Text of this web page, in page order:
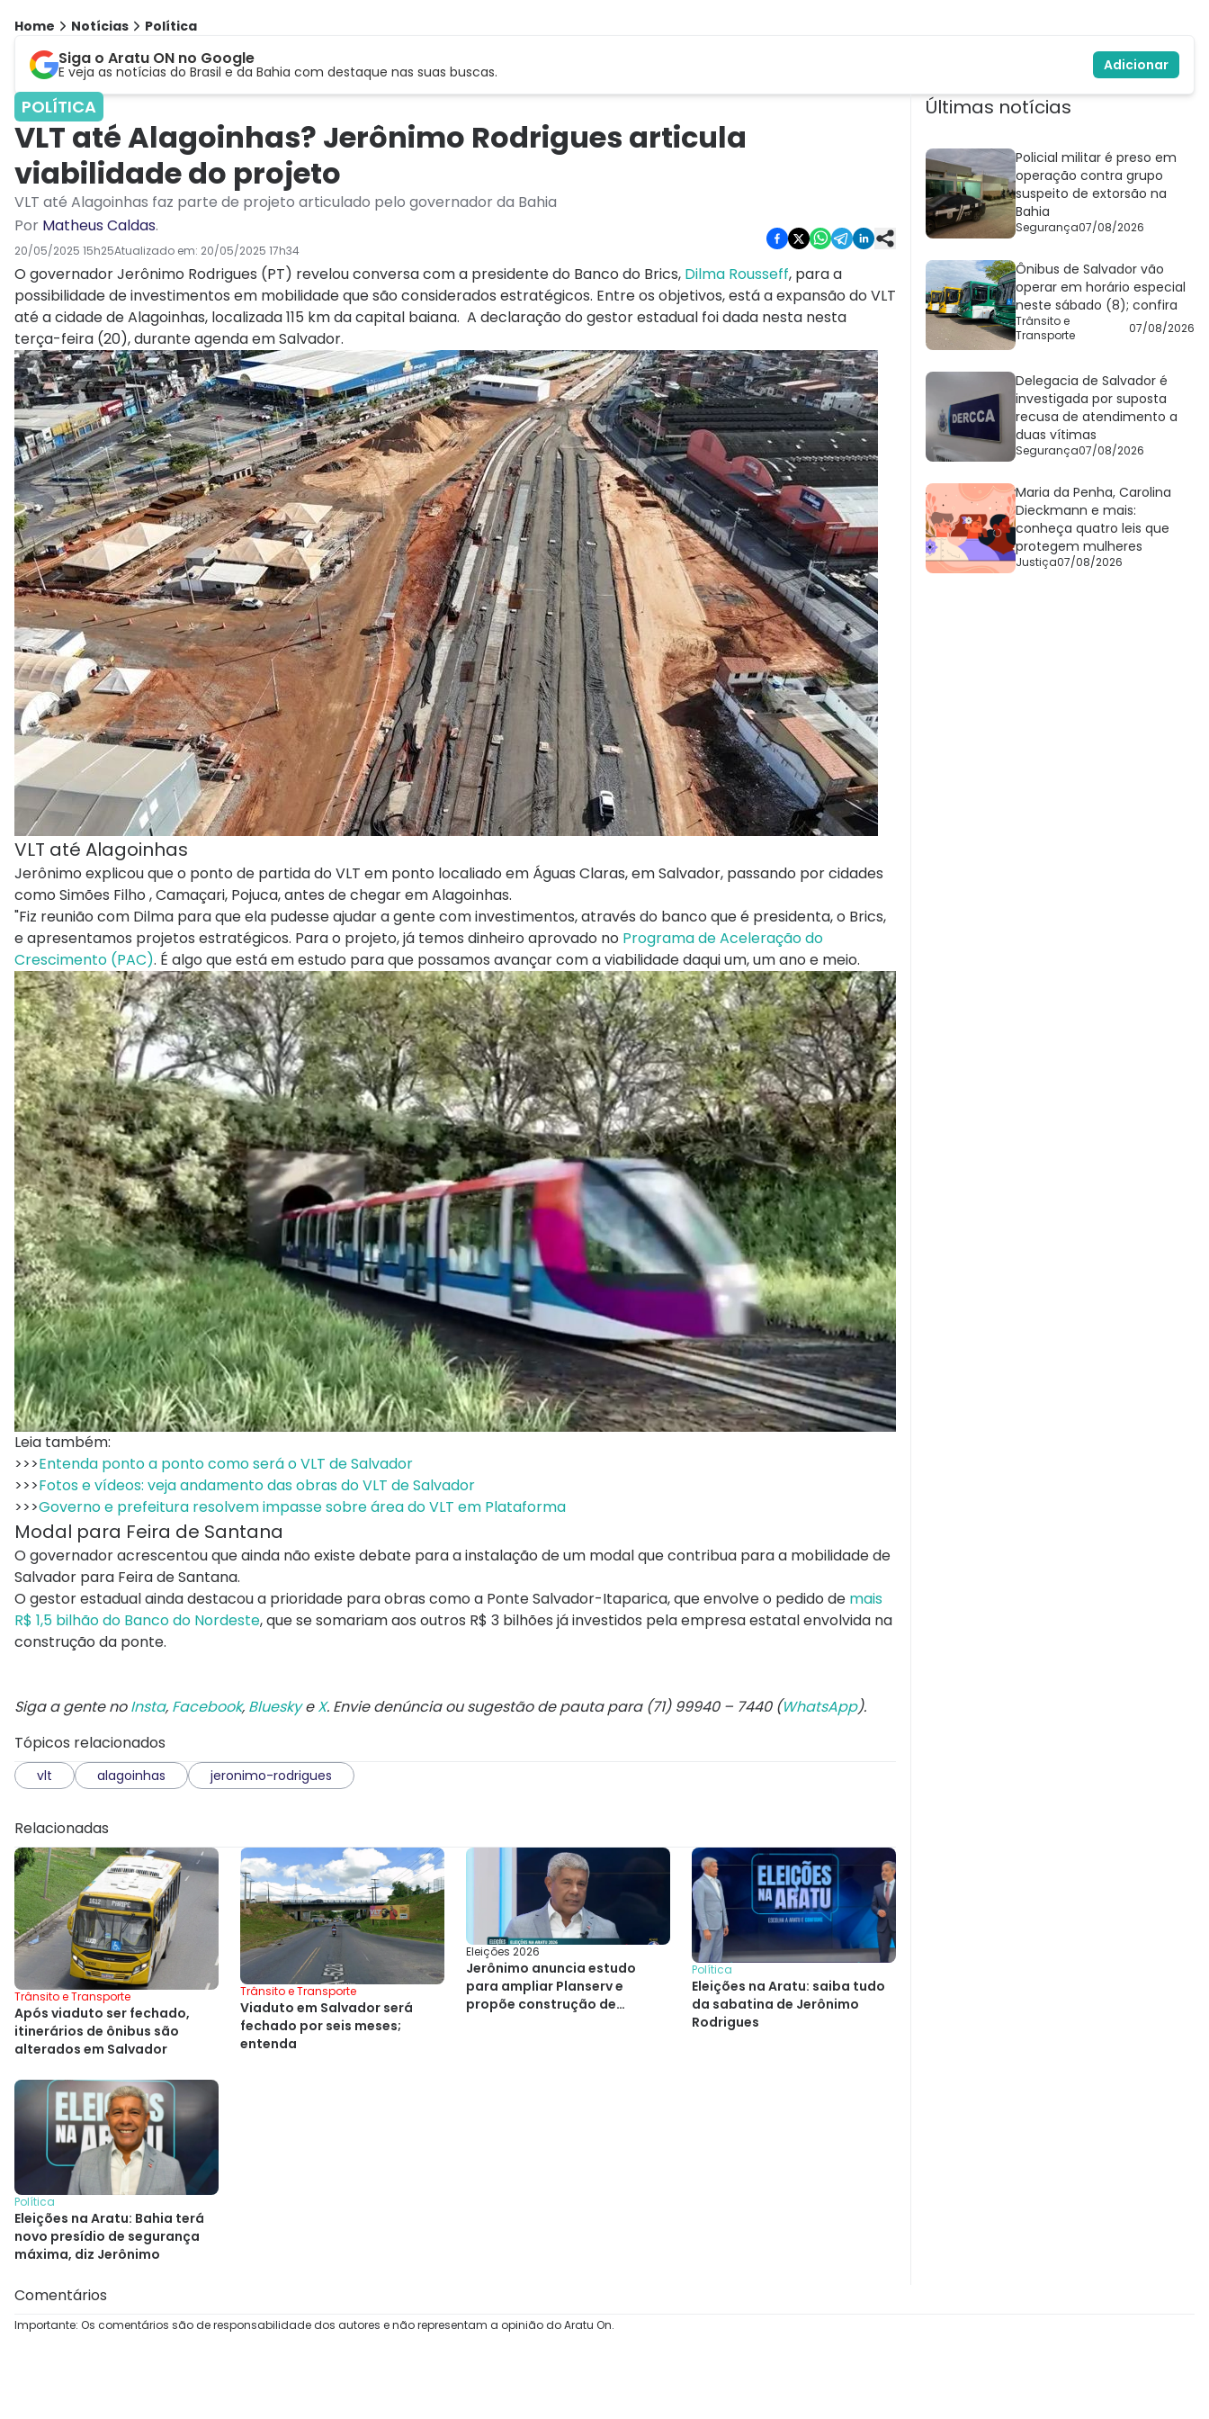
Home Notícias Política
Siga o Aratu ON no Google
E veja as notícias do Brasil e da Bahia com destaque nas suas buscas. Adicionar
POLÍTICA
VLT até Alagoinhas? Jerônimo Rodrigues articula
viabilidade do projeto
VLT até Alagoinhas faz parte de projeto articulado pelo governador da Bahia
Por Matheus Caldas.
20/05/2025 15h25Atualizado em: 20/05/2025 17h34
O governador Jerônimo Rodrigues (PT) revelou conversa com a presidente do Banco do Brics, Dilma Rousseff, para a
possibilidade de investimentos em mobilidade que são considerados estratégicos. Entre os objetivos, está a expansão do VLT
até a cidade de Alagoinhas, localizada 115 km da capital baiana. A declaração do gestor estadual foi dada nesta nesta
terça-feira (20), durante agenda em Salvador.
VLT até Alagoinhas
Jerônimo explicou que o ponto de partida do VLT em ponto localiado em Águas Claras, em Salvador, passando por cidades
como Simões Filho , Camaçari, Pojuca, antes de chegar em Alagoinhas.
"Fiz reunião com Dilma para que ela pudesse ajudar a gente com investimentos, através do banco que é presidenta, o Brics,
e apresentamos projetos estratégicos. Para o projeto, já temos dinheiro aprovado no Programa de Aceleração do
Crescimento (PAC). É algo que está em estudo para que possamos avançar com a viabilidade daqui um, um ano e meio.
Leia também:
>>>Entenda ponto a ponto como será o VLT de Salvador
>>>Fotos e vídeos: veja andamento das obras do VLT de Salvador
>>>Governo e prefeitura resolvem impasse sobre área do VLT em Plataforma
Modal para Feira de Santana
O governador acrescentou que ainda não existe debate para a instalação de um modal que contribua para a mobilidade de
Salvador para Feira de Santana.
O gestor estadual ainda destacou a prioridade para obras como a Ponte Salvador-Itaparica, que envolve o pedido de mais
R$ 1,5 bilhão do Banco do Nordeste, que se somariam aos outros R$ 3 bilhões já investidos pela empresa estatal envolvida na
construção da ponte.
Siga a gente noInsta, Facebook, BlueskyeX. Envie denúncia ou sugestão de pauta para (71) 99940 – 7440 (WhatsApp).
Tópicos relacionados
vlt alagoinhas jeronimo-rodrigues
Relacionadas
Trânsito e Transporte
Após viaduto ser fechado,
itinerários de ônibus são
alterados em Salvador
Trânsito e Transporte
Viaduto em Salvador será
fechado por seis meses;
entenda
Eleições 2026
Jerônimo anuncia estudo
para ampliar Planserv e
propõe construção de
Política
Eleições na Aratu: saiba tudo
da sabatina de Jerônimo
Rodrigues
Política
Eleições na Aratu: Bahia terá
novo presídio de segurança
máxima, diz Jerônimo
Últimas notícias
Policial militar é preso em
operação contra grupo
suspeito de extorsão na
Bahia
Segurança07/08/2026
Ônibus de Salvador vão
operar em horário especial
neste sábado (8); confira
Trânsito e
Transporte
07/08/2026
Delegacia de Salvador é
investigada por suposta
recusa de atendimento a
duas vítimas
Segurança07/08/2026
Maria da Penha, Carolina
Dieckmann e mais:
conheça quatro leis que
protegem mulheres
Justiça07/08/2026
Comentários
Importante: Os comentários são de responsabilidade dos autores e não representam a opinião do Aratu On.